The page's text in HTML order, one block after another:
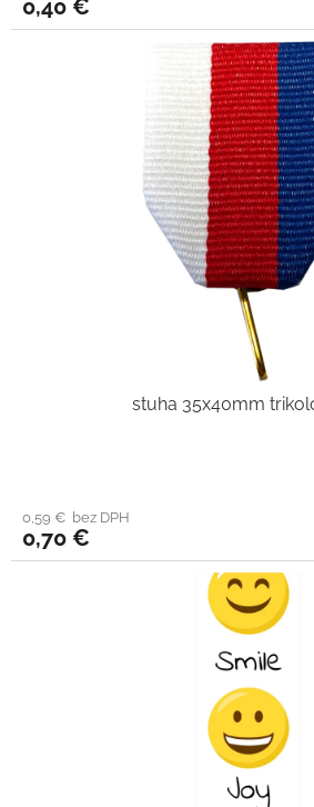
0,40 €
stuha 35x40mm
0,59 € bez DPH
0,70 €